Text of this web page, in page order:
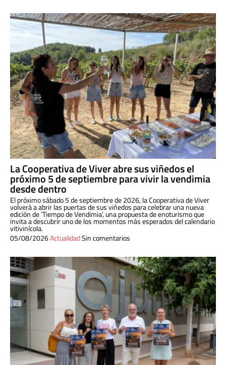
La Cooperativa de Viver abre sus viñedos el
próximo 5 de septiembre para vivir la vendimia
desde dentro
El próximo sábado 5 de septiembre de 2026, la Cooperativa de Viver
volverá a abrir las puertas de sus viñedos para celebrar una nueva
edición de ‘Tiempo de Vendimia’, una propuesta de enoturismo que
invita a descubrir uno de los momentos más esperados del calendario
vitivinícola.
05/08/2026ActualidadSin comentarios